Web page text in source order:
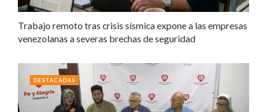
Trabajo remoto tras crisis sísmica expone a las empresas
venezolanas a severas brechas de seguridad
DESTACADAS